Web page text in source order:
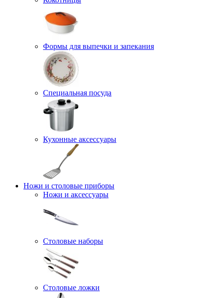
Формы для выпечки и запекания
Специальная посуда
Кухонные аксессуары
Ножи и столовые приборы
Ножи и аксессуары
Столовые наборы
Столовые ложки